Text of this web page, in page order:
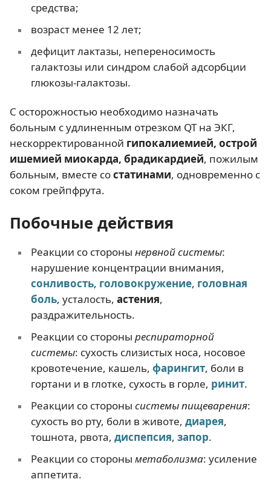
средства;
возраст менее 12 лет;
дефицит лактазы, непереносимость
галактозы или синдром слабой адсорбции
глюкозы-галактозы.
С осторожностью необходимо назначать
больным с удлиненным отрезком QT на ЭКГ,
нескорректированной гипокалиемией, острой
ишемией миокарда, брадикардией, пожилым
больным, вместе состатинами, одновременно с
соком грейпфрута.
Побочные действия
Реакции со стороны нервной системы:
нарушение концентрации внимания,
сонливость, головокружение, головная
боль, усталость, астения,
раздражительность.
Реакции со стороны респираторной
системы: сухость слизистых носа, носовое
кровотечение, кашель, фарингит, боли в
гортани и в глотке, сухость в горле, ринит.
Реакции со стороны системы пищеварения:
сухость во рту, боли в животе, диарея,
тошнота, рвота, диспепсия, запор.
Реакции со стороны метаболизма: усиление
аппетита.